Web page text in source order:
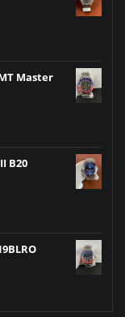
Master
B20